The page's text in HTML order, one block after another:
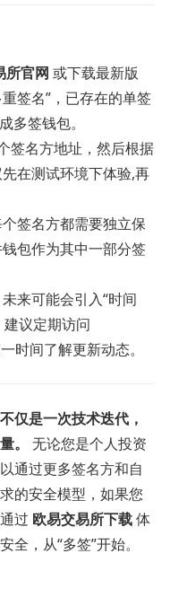
所官网 或下载最新版
签名”，已存在的单签
多签钱包。
签名方地址，然后根据
在测试环境下体验,再
签名方都需要独立保
包作为其中一部分签
来可能会引入“时间
建议定期访问
时间了解更新动态。
仅是一次技术迭代，
。
无论您是个人投资
通过更多签名方和自
的安全模型，如果您
过 欧易交易所下载体
，从“多签”开始。